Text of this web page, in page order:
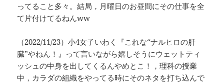
ってること多々。結局，月曜日のお昼間にその仕事を全
て片付けてるねんww
（2022/11/23）小4女子いわく『これな“ナルヒロの肝
臓”やねん！』って言いながら嬉しそうにウェットティ
ッシュの中身を出してくるんやめとこ！，理科の授業
中，カラダの組織をやってる時にそのネタを打ち込んで